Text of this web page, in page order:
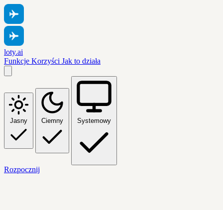
loty.ai
Funkcje Korzyści Jak to działa
Jasny Ciemny Systemowy
Rozpocznij